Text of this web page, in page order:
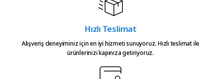
Hızlı Teslimat
Alışveriş deneyiminiz için en iyi hizmeti sunuyoruz. Hızlı teslimat ile
ürünlerinizi kapınıza getiriyoruz.